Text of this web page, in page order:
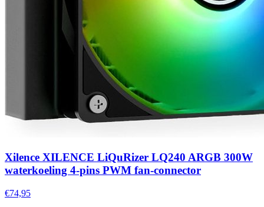
Xilence XILENCE LiQuRizer LQ240 ARGB 300W
waterkoeling 4-pins PWM fan-connector
€74,95